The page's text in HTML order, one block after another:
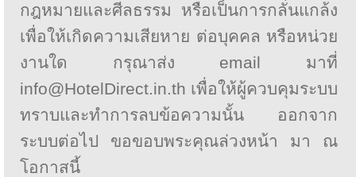
กฎหมายและศีลธรรม หรือเป็นการกลั่นแกล้ง
เพื่อให้เกิดความเสียหาย ต่อบุคคล หรือหน่วย
งานใด กรุณาส่ง email มาที่
info@HotelDirect.in.th เพื่อให้ผู้ควบคุมระบบ
ทราบและทำการลบข้อความนั้น ออกจาก
ระบบต่อไป ขอขอบพระคุณล่วงหน้า มา ณ
โอกาสนี้